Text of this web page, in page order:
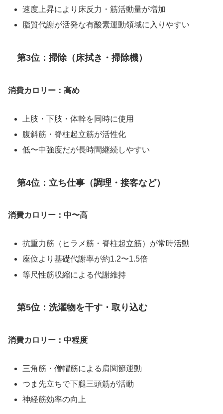
速度上昇により床反力・筋活動量が増加
脂質代謝が活発な有酸素運動領域に入りやすい
第3位：掃除（床拭き・掃除機）
消費カロリー：高め
上肢・下肢・体幹を同時に使用
腹斜筋・脊柱起立筋が活性化
低〜中強度だが長時間継続しやすい
第4位：立ち仕事（調理・接客など）
消費カロリー：中〜高
抗重力筋（ヒラメ筋・脊柱起立筋）が常時活動
座位より基礎代謝率が約1.2〜1.5倍
等尺性筋収縮による代謝維持
第5位：洗濯物を干す・取り込む
消費カロリー：中程度
三角筋・僧帽筋による肩関節運動
つま先立ちで下腿三頭筋が活動
神経筋効率の向上